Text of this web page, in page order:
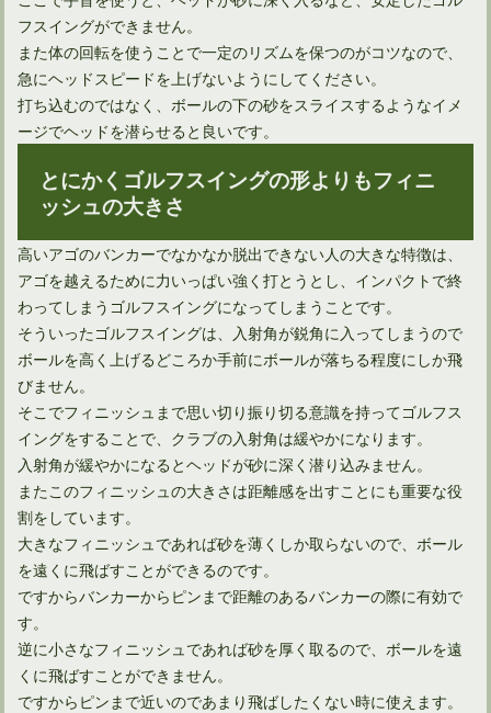
ゴルフの練習メニューをプロたちから学んでみよう！
ゴルフのレベルアップを目指すための練習ノートの書き方
ゴルフの片手打ち練習ドリルのコツと効果を知って挑戦しよう
【アプローチ上達法】いろいろな状況のラフからのショット
フスイングができません。
また体の回転を使うことで一定のリズムを保つのがコツなので、
急にヘッドスピードを上げないようにしてください。
打ち込むのではなく、ボールの下の砂をスライスするようなイメ
ージでヘッドを潜らせると良いです。
とにかくゴルフスイングの形よりもフィニ
ッシュの大きさ
高いアゴのバンカーでなかなか脱出できない人の大きな特徴は、
アゴを越えるために力いっぱい強く打とうとし、インパクトで終
わってしまうゴルフスイングになってしまうことです。
そういったゴルフスイングは、入射角が鋭角に入ってしまうので
ボールを高く上げるどころか手前にボールが落ちる程度にしか飛
びません。
そこでフィニッシュまで思い切り振り切る意識を持ってゴルフス
イングをすることで、クラブの入射角は緩やかになります。
入射角が緩やかになるとヘッドが砂に深く潜り込みません。
またこのフィニッシュの大きさは距離感を出すことにも重要な役
割をしています。
大きなフィニッシュであれば砂を薄くしか取らないので、ボール
を遠くに飛ばすことができるのです。
ですからバンカーからピンまで距離のあるバンカーの際に有効で
す。
逆に小さなフィニッシュであれば砂を厚く取るので、ボールを遠
くに飛ばすことができません。
ですからピンまで近いのであまり飛ばしたくない時に使えます。